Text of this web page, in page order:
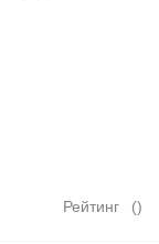
Рейтинг ()